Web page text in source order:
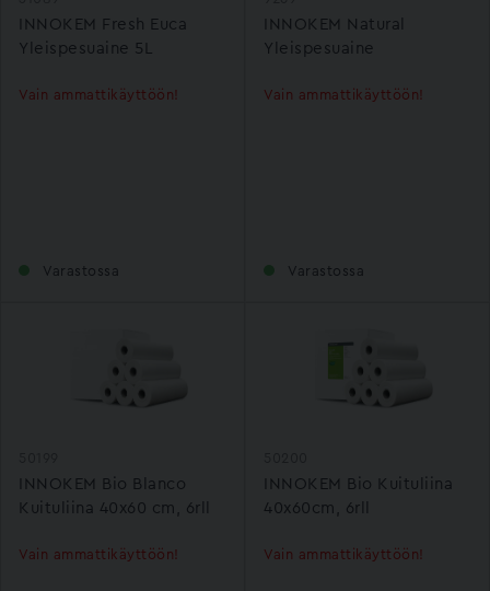
INNOKEM Fresh Euca
Yleispesuaine 5L
Varastossa
Vain ammattikäyttöön!
INNOKEM Natural
Yleispesuaine
Varastossa
Vain ammattikäyttöön!
INNOKEM Bio Blanco
Kuituliina 40x60 cm, 6rll
Vain ammattikäyttöön!
INNOKEM Bio Kuituliina
40x60cm, 6rll
Vain ammattikäyttöön!